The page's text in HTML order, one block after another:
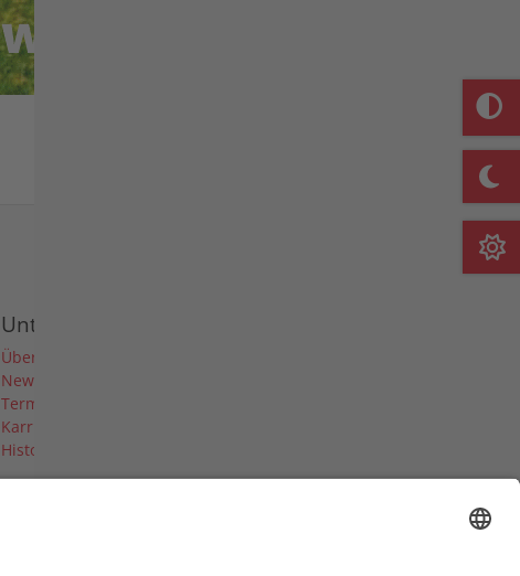
Unternehmen
Über uns
News
Termine & Messen
Karriere
Historie